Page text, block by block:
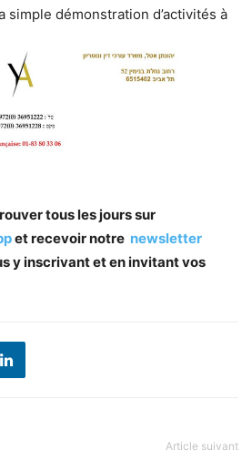
simple démonstration d’activités à
tous les jours sur
et recevoir notre newsletter
y inscrivant et en invitant vos
Article suivant